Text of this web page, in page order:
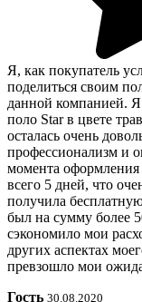
Я, как покупатель
поделиться своим
данной компанией.
поло Star в цвете
осталась очень
профессионализм и
момента оформления
всего 5 дней, что
получила
был на сумму более
сэкономило мои
других аспектах
превзошло мои
Гость 30.08.2020